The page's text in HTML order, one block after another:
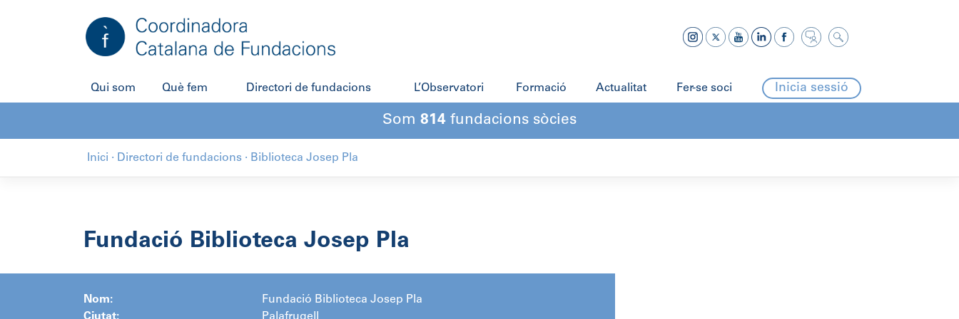
Qui som Què fem Directori de fundacions L’Observatori Formació Actualitat Fer-se soci Inicia sessió
Som 814 fundacions sòcies
Inici · Directori de fundacions · Biblioteca Josep Pla
Fundació Biblioteca Josep Pla
Nom:
Fundació Biblioteca Josep Pla